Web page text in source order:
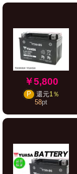
￥5,800
P 還元1％
58pt